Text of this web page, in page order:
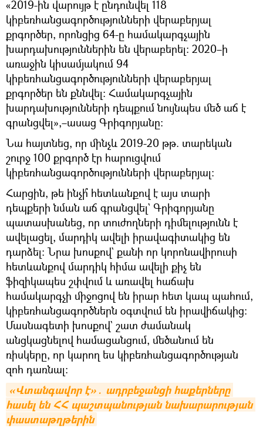
«2019-ին վարույթ է ընդունվել 118
կիբեռհանցագործությունների վերաբերյալ
քրգործեր, որոնցից 64-ը համակարգչային
խարդախություններին են վերաբերել։ 2020–ի
առաջին կիսամյակում 94
կիբեռհանցագործությունների վերաբերյալ
քրգործեր են քննվել։ Համակարգչային
խարդախությունների դեպքում նույնպես մեծ աճ է
գրանցվել»,–ասաց Գրիգորյանը։
Նա հայտնեց, որ մինչև 2019-20 թթ. տարեկան
շուրջ 100 քրգործ էր հարուցվում
կիբեռհանցագործությունների վերաբերյալ։
Հարցին, թե ինչի՞ հետևանքով է այս տարի
դեպքերի նման աճ գրանցվել` Գրիգորյանը
պատասխանեց, որ տուժողների դիմելությունն է
ավելացել, մարդիկ ավելի իրավագիտակից են
դարձել։ Նրա խոսքով` քանի որ կորոնավիրուսի
հետևանքով մարդիկ հիմա ավելի քիչ են
ֆիզիկապես շփվում և առավել հաճախ
համակարգչի միջոցով են իրար հետ կապ պահում,
կիբեռհանցագործներն օգտվում են իրավիճակից։
Մասնագետի խոսքով` շատ ժամանակ
անցկացնելով համացանցում, մեծանում են
ռիսկերը, որ կարող ես կիբեռհանցագործության
զոհ դառնալ։
«Վտանգավոր է»․ ադրբեջանցի հաքերները
հասել են ՀՀ պաշտպանության նախարարության
փաստաթղթերին